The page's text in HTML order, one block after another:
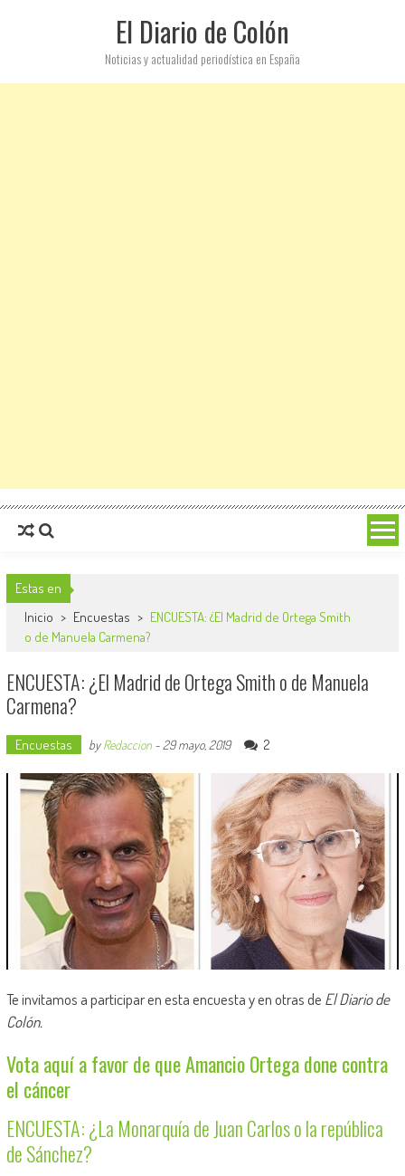
El Diario de Colón
Noticias y actualidad periodística en España
Estas en
Inicio > Encuestas > ENCUESTA: ¿El Madrid de Ortega Smith
o de Manuela Carmena?
ENCUESTA: ¿El Madrid de Ortega Smith o de Manuela
Carmena?
Encuestas byRedaccion- 29 mayo, 2019 2
Te invitamos a participar en esta encuesta y en otras de El Diario de
Colón.
Vota aquí a favor de que Amancio Ortega done contra
el cáncer
ENCUESTA: ¿La Monarquía de Juan Carlos o la república
de Sánchez?